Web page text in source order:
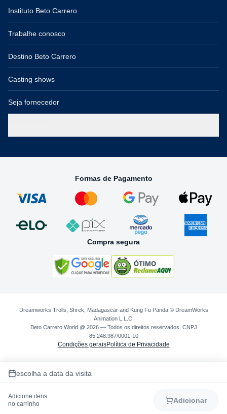
Instituto Beto Carrero
Trabalhe conosco
Destino Beto Carrero
Casting shows
Seja fornecedor
Formas de Pagamento
Compra segura
Dreamworks Trolls, Shrek, Madagascar and Kung Fu Panda © DreamWorks
Animation L.L.C.
Beto Carrero World @ 2026 — Todos os direitos reservados. CNPJ
85.248.987/0001-10
Condições geraisPolítica de Privacidade
escolha a data da visita
Adicione itens
no carrinho
Adicionar